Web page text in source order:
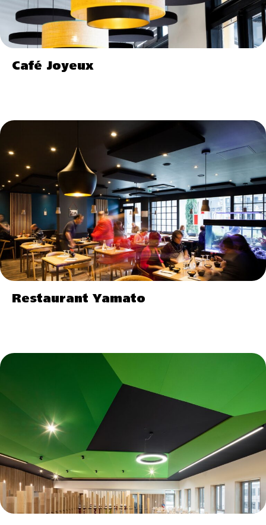
Café Joyeux
Restaurant Yamato